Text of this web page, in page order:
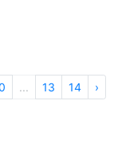
... 13 14 ›